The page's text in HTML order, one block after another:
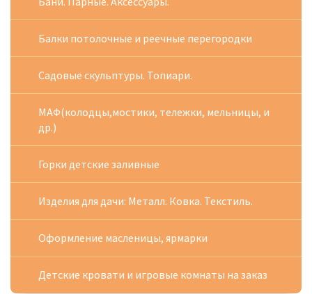
Балки потолочные и реечные перегородки
Садовые скульптуры. Топиари.
МАФ(колодцы,мостики, тележки, мельницы, и
др.)
Горки детские заливные
Изделия для дачи: Металл. Ковка. Текстиль.
Оформление масленицы, ярмарки
Детские кровати и игровые комнаты на заказ